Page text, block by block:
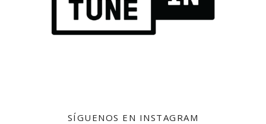
SÍGUENOS EN INSTAGRAM